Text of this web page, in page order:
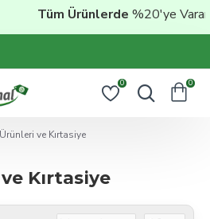
Tüm Ürünlerde%20'ye Varan
0 0
ve Kırtasiye
Kırtasiye